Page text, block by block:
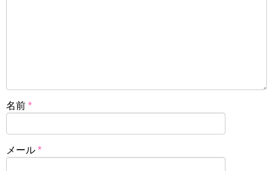
名前 *
メール *